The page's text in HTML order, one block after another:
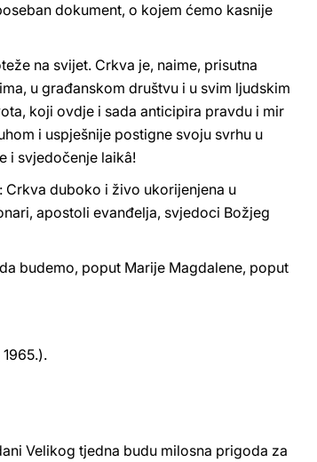
dokument, o kojem ćemo kasnije
na svijet. Crkva je, naime, prisutna
u građanskom društvu i u svim ljudskim
koji ovdje i sada anticipira pravdu i mir
i uspješnije postigne svoju svrhu u
i svjedočenje laikâ!
Crkva duboko i živo ukorijenjena u
apostoli evanđelja, svjedoci Božjeg
budemo, poput Marije Magdalene, poput
Velikog tjedna budu milosna prigoda za